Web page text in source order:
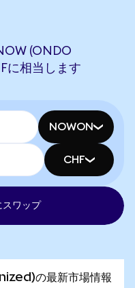
(ONDO
に相当します
NOWON
CHF
ワップ
の最新市場情報